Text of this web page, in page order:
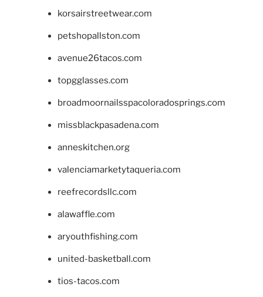
korsairstreetwear.com
petshopallston.com
avenue26tacos.com
topgglasses.com
broadmoornailsspacoloradosprings.com
missblackpasadena.com
anneskitchen.org
valenciamarketytaqueria.com
reefrecordsllc.com
alawaffle.com
aryouthfishing.com
united-basketball.com
tios-tacos.com